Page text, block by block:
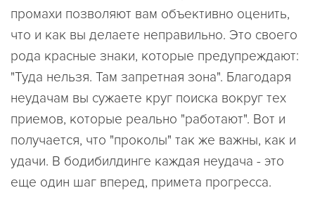
промахи позволяют вам объективно оценить,
что и как вы делаете неправильно. Это своего
рода красные знаки, которые предупреждают:
"Туда нельзя. Там запретная зона". Благодаря
неудачам вы сужаете круг поиска вокруг тех
приемов, которые реально "работают". Вот и
получается, что "проколы" так же важны, как и
удачи. В бодибилдинге каждая неудача - это
еще один шаг вперед, примета прогресса.